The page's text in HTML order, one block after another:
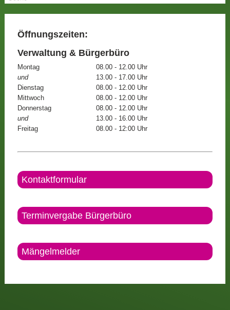
Öffnungszeiten:
Verwaltung & Bürgerbüro
Montag
08.00 - 12.00 Uhr
und
13.00 - 17.00 Uhr
Dienstag
08.00 - 12.00 Uhr
Mittwoch
08.00 - 12.00 Uhr
Donnerstag
08.00 - 12.00 Uhr
und
13.00 - 16.00 Uhr
Freitag
08.00 - 12:00 Uhr
Kontaktformular
Terminvergabe Bürgerbüro
Mängelmelder